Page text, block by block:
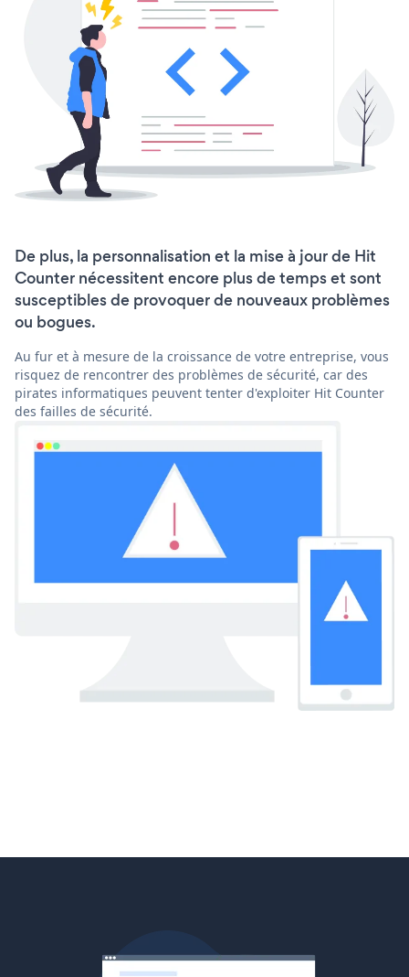
De plus, la personnalisation et la mise à jour de Hit
Counter nécessitent encore plus de temps et sont
susceptibles de provoquer de nouveaux problèmes
ou bogues.
Au fur et à mesure de la croissance de votre entreprise, vous
risquez de rencontrer des problèmes de sécurité, car des
pirates informatiques peuvent tenter d'exploiter Hit Counter
des failles de sécurité.